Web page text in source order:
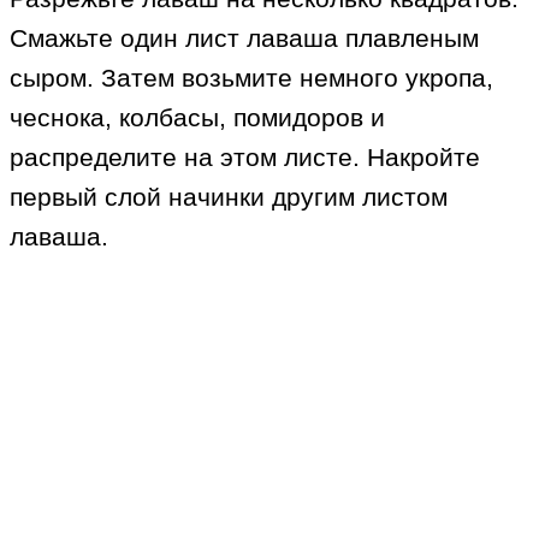
Смажьте один лист лаваша плавленым
сыром. Затем возьмите немного укропа,
чеснока, колбасы, помидоров и
распределите на этом листе. Накройте
первый слой начинки другим листом
лаваша.